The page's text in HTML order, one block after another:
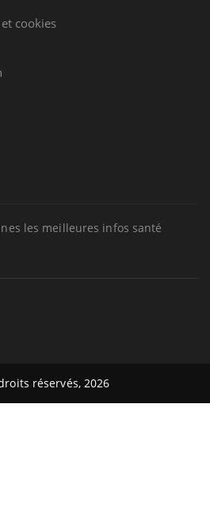
cookies
les meilleures infos santé
réservés, 2026